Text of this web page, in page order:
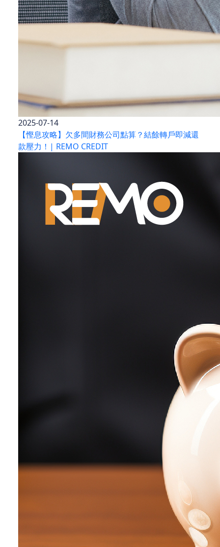
2025-07-14
【慳息攻略】欠多間財務公司點算？結餘轉戶即減還
款壓力！| REMO CREDIT